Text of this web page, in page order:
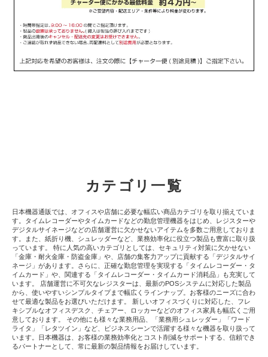
カテゴリ一覧
日本機器通販では、オフィスや店舗に必要な幅広い商品カテゴリを取り揃えていま
す。タイムレコーダーやタイムカードなどの勤怠管理機器をはじめ、レジスターや
デジタルサイネージなどの店舗運営に欠かせないアイテムを多数ご用意しておりま
す。また、紙折り機、シュレッダーなど、業務効率化に役立つ製品も豊富に取り扱
っています。 特に人気の高いカテゴリとしては、セキュリティ対策に欠かせない
「金庫・耐火金庫・防盗金庫」や、店舗の集客力アップに貢献する「デジタルサイ
ネージ」があります。さらに、正確な勤怠管理を実現する「タイムレコーダー・タ
イムカード」や、関連する「タイムレコーダー・タイムカード消耗品」も充実して
います。 店舗運営に不可欠なレジスターは、最新のPOSシステムに対応した製品
から、使いやすいシンプルタイプまで幅広くラインナップ。お客様のニーズに合わ
せて最適な製品をお選びいただけます。 新しいオフィスづくりに対応した、フレ
キシブルなオフィスデスク、チェアー、ロッカーなどのオフィス家具も幅広くご用
意しております。 その他にも様々な業務用品、「業務用シュレッダー」「ワード
ライタ」「レタツイン」など、ビジネスシーンで活躍する様々な機器を取り扱って
います。日本機器は、お客様の業務効率化とコスト削減をサポートする、信頼でき
るパートナーとして、常に最新の製品情報をお届けしています。